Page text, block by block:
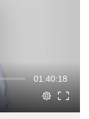
01:40:18